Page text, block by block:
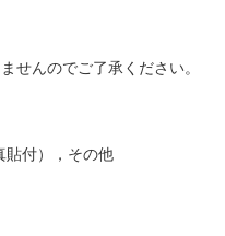
せんのでご了承ください。
貼付），その他